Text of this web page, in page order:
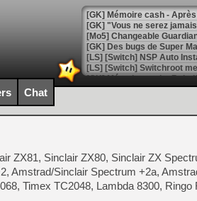
[GK] Mémoire cash -
[GK] "Vous ne serez
[Mo5] Changeable
[GK] Des bugs de Super
[LS] [Switch] NSP Auto
[GK] La saga horrifique
[GK] Le portage de Super
[Mo5] Le jeu de course
[GK] Guillermo del Toro
Chat
ZX81, Sinclair ZX80, Sinclair ZX
Amstrad/Sinclair Spectrum +2a,
Timex TC2048, Lambda 8300, Ringo